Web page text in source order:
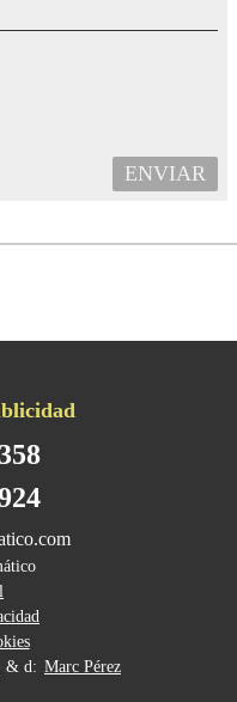
ENVIAR
& d: Marc Pérez